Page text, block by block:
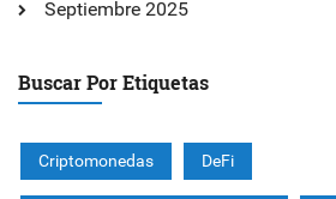
Septiembre 2025
Buscar Por Etiquetas
Criptomonedas DeFi